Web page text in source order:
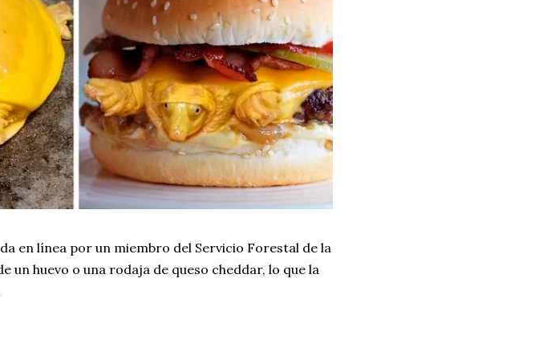
en línea por un miembro del Servicio Forestal de la
un huevo o una rodaja de queso cheddar, lo que la